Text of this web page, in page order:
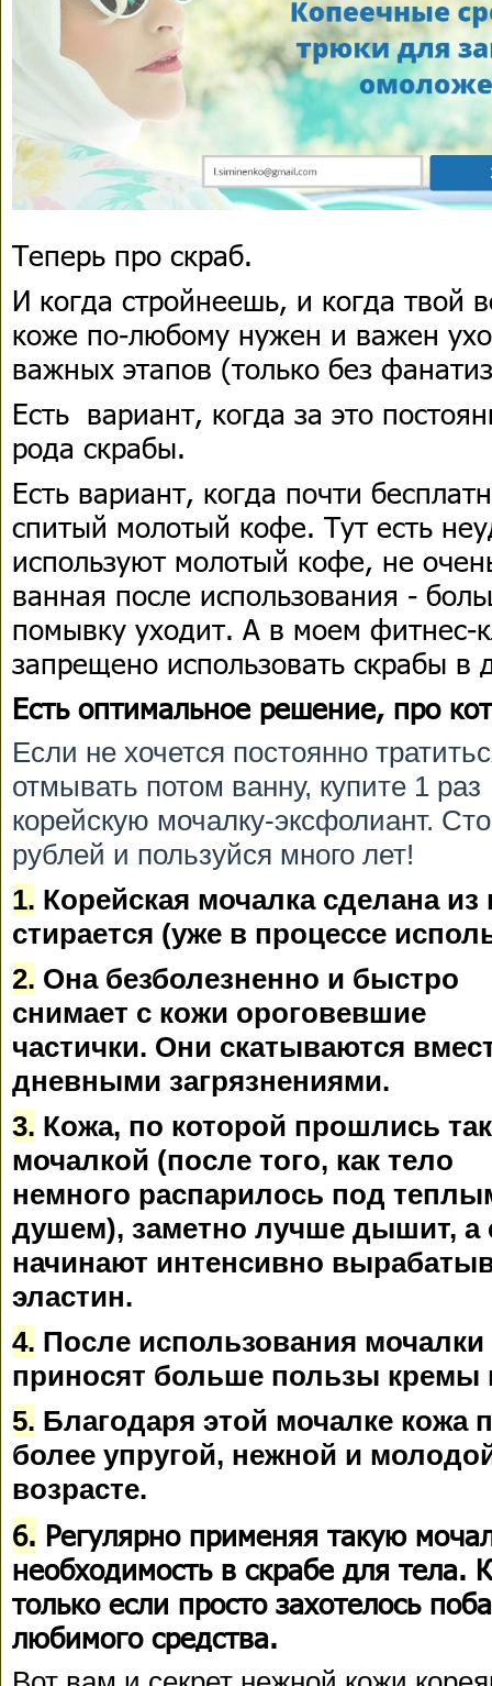
Теперь про скраб.
И когда стройнеешь, и когда твой
коже по-любому нужен и важен
важных этапов (только без
Есть вариант, когда за это
рода скрабы.
Есть вариант, когда почти
спитый молотый кофе. Тут есть
используют молотый кофе, не
ванная после использования -
помывку уходит. А в моем фитнес-
запрещено использовать скрабы
Есть оптимальное решение, про
Если не хочется постоянно
отмывать потом ванну, купите 1 раз
корейскую мочалку-эксфолиант.
рублей и пользуйся много лет!
1. Корейская мочалка сделана из
стирается (уже в процессе
2. Она безболезненно и быстро
снимает с кожи ороговевшие
частички. Они скатываются
дневными загрязнениями.
3. Кожа, по которой прошлись
мочалкой (после того, как тело
немного распарилось под
душем), заметно лучше дышит, а
начинают интенсивно
эластин.
4. После использования
приносят больше пользы кремы
5. Благодаря этой мочалке кожа
более упругой, нежной и
возрасте.
6. Регулярно применяя такую
необходимость в скрабе для тела.
только если просто захотелось
любимого средства.